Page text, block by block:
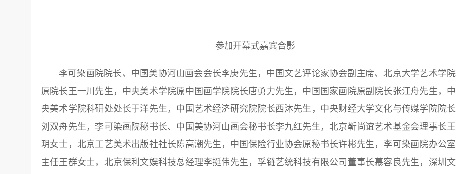
参加开幕式嘉宾合影
李可染画院院长、中国美协河山画会会长李庚先生，中国文艺评论家协会副主席、北京大学艺术学院
原院长王一川先生，中央美术学院原中国画学院院长唐勇力先生，中国国家画院原副院长张江舟先生，中
央美术学院科研处处长于洋先生， 中国艺术经济研究院院长西沐先生， 中央财经大学文化与传媒学院院长
刘双舟先生，李可染画院秘书长、中国美协河山画会秘书长李九红先生，北京靳尚谊艺术基金会理事长王
玥女士，北京工艺美术出版社社长陈高潮先生，中国保险行业协会原秘书长许彬先生，李可染画院办公室
主任王群女士，北京保利文娱科技总经理李挺伟先生，孚链艺统科技有限公司董事长慕容良先生，深圳文